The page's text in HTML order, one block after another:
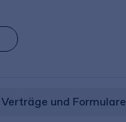
Verträge und Formulare